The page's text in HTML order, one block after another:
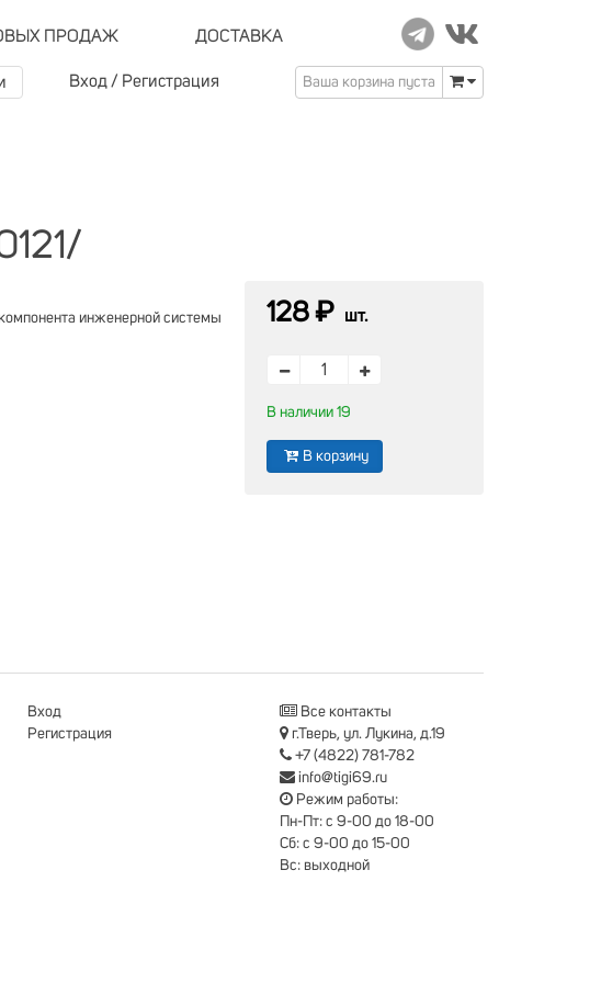
ПРОДАЖ ДОСТАВКА
Вход / Регистрация Ваша корзина пуста
инженерной системы
128 ₽ шт.
В наличии 19
В корзину
Вход
Регистрация
Все контакты
г.Тверь, ул. Лукина, д.19
+7 (4822) 781-782
info@tigi69.ru
Режим работы:
Пн-Пт: с 9-00 до 18-00
Сб: с 9-00 до 15-00
Вс: выходной